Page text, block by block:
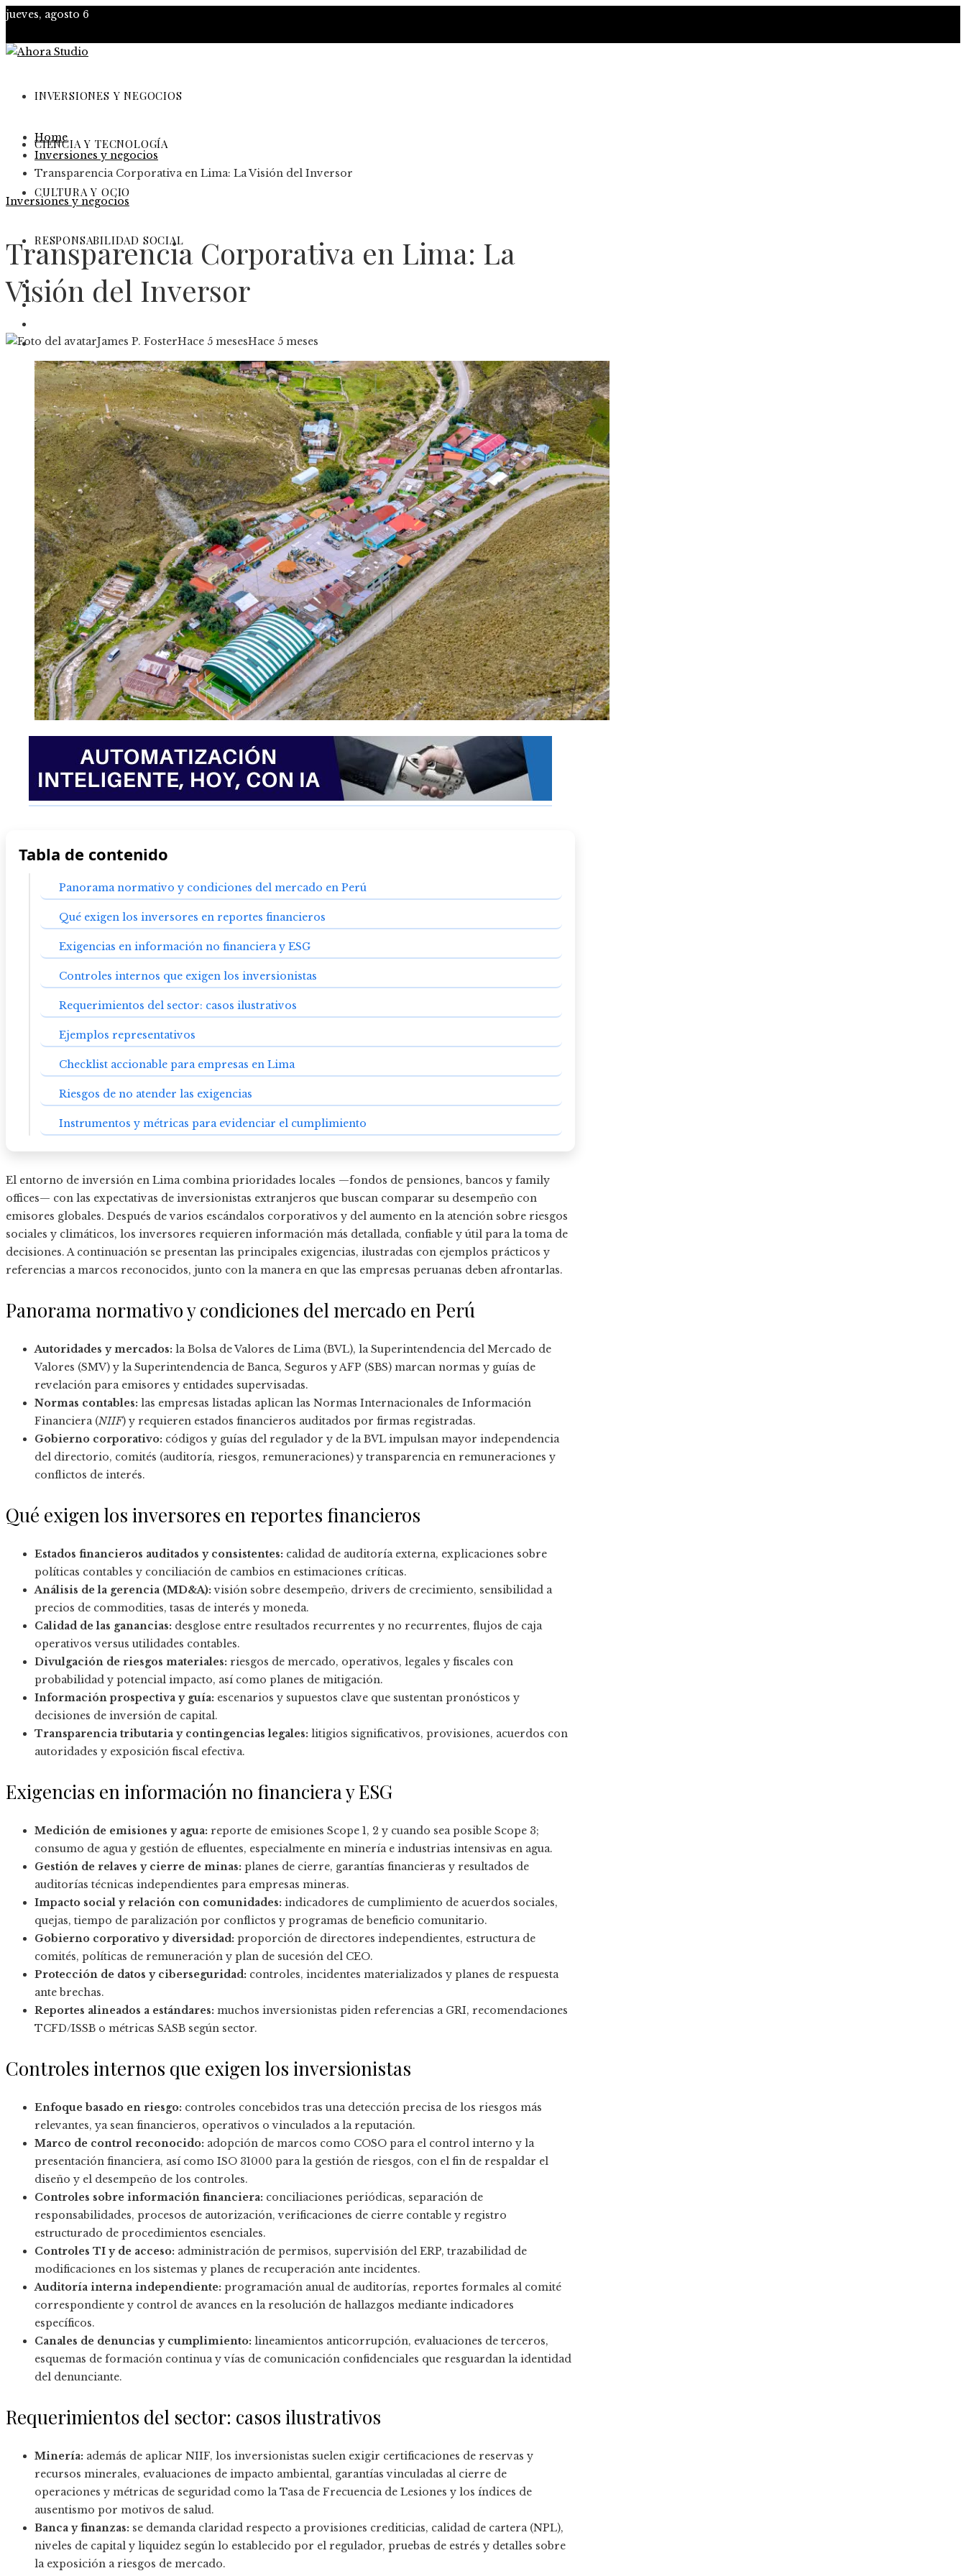
jueves, agosto 6
INVERSIONES Y NEGOCIOS
CIENCIA Y TECNOLOGÍA
CULTURA Y OCIO
RESPONSABILIDAD SOCIAL
Inversiones y negocios
Ciencia y tecnología
Responsabilidad social
Home
Inversiones y negocios
Transparencia Corporativa en Lima: La Visión del Inversor
Inversiones y negocios
Transparencia Corporativa en Lima: La
Visión del Inversor
James P. FosterHace 5 mesesHace 5 meses
Tabla de contenido
Panorama normativo y condiciones del mercado en Perú
Qué exigen los inversores en reportes financieros
Exigencias en información no financiera y ESG
Controles internos que exigen los inversionistas
Requerimientos del sector: casos ilustrativos
Ejemplos representativos
Checklist accionable para empresas en Lima
Riesgos de no atender las exigencias
Instrumentos y métricas para evidenciar el cumplimiento
El entorno de inversión en Lima combina prioridades locales —fondos de pensiones, bancos y family
offices— con las expectativas de inversionistas extranjeros que buscan comparar su desempeño con
emisores globales. Después de varios escándalos corporativos y del aumento en la atención sobre riesgos
sociales y climáticos, los inversores requieren información más detallada, confiable y útil para la toma de
decisiones. A continuación se presentan las principales exigencias, ilustradas con ejemplos prácticos y
referencias a marcos reconocidos, junto con la manera en que las empresas peruanas deben afrontarlas.
Panorama normativo y condiciones del mercado en Perú
Autoridades y mercados: la Bolsa de Valores de Lima (BVL), la Superintendencia del Mercado de
Valores (SMV) y la Superintendencia de Banca, Seguros y AFP (SBS) marcan normas y guías de
revelación para emisores y entidades supervisadas.
Normas contables: las empresas listadas aplican las Normas Internacionales de Información
Financiera (NIIF) y requieren estados financieros auditados por firmas registradas.
Gobierno corporativo: códigos y guías del regulador y de la BVL impulsan mayor independencia
del directorio, comités (auditoría, riesgos, remuneraciones) y transparencia en remuneraciones y
conflictos de interés.
Qué exigen los inversores en reportes financieros
Estados financieros auditados y consistentes: calidad de auditoría externa, explicaciones sobre
políticas contables y conciliación de cambios en estimaciones críticas.
Análisis de la gerencia (MD&A): visión sobre desempeño, drivers de crecimiento, sensibilidad a
precios de commodities, tasas de interés y moneda.
Calidad de las ganancias: desglose entre resultados recurrentes y no recurrentes, flujos de caja
operativos versus utilidades contables.
Divulgación de riesgos materiales: riesgos de mercado, operativos, legales y fiscales con
probabilidad y potencial impacto, así como planes de mitigación.
Información prospectiva y guía: escenarios y supuestos clave que sustentan pronósticos y
decisiones de inversión de capital.
Transparencia tributaria y contingencias legales: litigios significativos, provisiones, acuerdos con
autoridades y exposición fiscal efectiva.
Exigencias en información no financiera y ESG
Medición de emisiones y agua: reporte de emisiones Scope 1, 2 y cuando sea posible Scope 3;
consumo de agua y gestión de efluentes, especialmente en minería e industrias intensivas en agua.
Gestión de relaves y cierre de minas: planes de cierre, garantías financieras y resultados de
auditorías técnicas independientes para empresas mineras.
Impacto social y relación con comunidades: indicadores de cumplimiento de acuerdos sociales,
quejas, tiempo de paralización por conflictos y programas de beneficio comunitario.
Gobierno corporativo y diversidad: proporción de directores independientes, estructura de
comités, políticas de remuneración y plan de sucesión del CEO.
Protección de datos y ciberseguridad: controles, incidentes materializados y planes de respuesta
ante brechas.
Reportes alineados a estándares: muchos inversionistas piden referencias a GRI, recomendaciones
TCFD/ISSB o métricas SASB según sector.
Controles internos que exigen los inversionistas
Enfoque basado en riesgo: controles concebidos tras una detección precisa de los riesgos más
relevantes, ya sean financieros, operativos o vinculados a la reputación.
Marco de control reconocido: adopción de marcos como COSO para el control interno y la
presentación financiera, así como ISO 31000 para la gestión de riesgos, con el fin de respaldar el
diseño y el desempeño de los controles.
Controles sobre información financiera: conciliaciones periódicas, separación de
responsabilidades, procesos de autorización, verificaciones de cierre contable y registro
estructurado de procedimientos esenciales.
Controles TI y de acceso: administración de permisos, supervisión del ERP, trazabilidad de
modificaciones en los sistemas y planes de recuperación ante incidentes.
Auditoría interna independiente: programación anual de auditorías, reportes formales al comité
correspondiente y control de avances en la resolución de hallazgos mediante indicadores
específicos.
Canales de denuncias y cumplimiento: lineamientos anticorrupción, evaluaciones de terceros,
esquemas de formación continua y vías de comunicación confidenciales que resguardan la identidad
del denunciante.
Requerimientos del sector: casos ilustrativos
Minería: además de aplicar NIIF, los inversionistas suelen exigir certificaciones de reservas y
recursos minerales, evaluaciones de impacto ambiental, garantías vinculadas al cierre de
operaciones y métricas de seguridad como la Tasa de Frecuencia de Lesiones y los índices de
ausentismo por motivos de salud.
Banca y finanzas: se demanda claridad respecto a provisiones crediticias, calidad de cartera (NPL),
niveles de capital y liquidez según lo establecido por el regulador, pruebas de estrés y detalles sobre
la exposición a riesgos de mercado.